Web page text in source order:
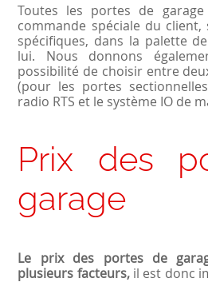
Toutes les portes de
commande spéciale du client,
spécifiques, dans la palette
lui. Nous donnons
possibilité de choisir entre
(pour les portes
radio RTS et le système IO de
Prix des
garage
Le prix des portes de
plusieurs facteurs,il est donc